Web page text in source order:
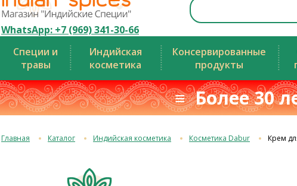
WhatsApp: +7 (969) 341-30-66
Специи и
травы
Индийская
косметика
Консервированные
продукты
≡ Более 30
Главная Каталог Индийская косметика Косметика Dabur Крем